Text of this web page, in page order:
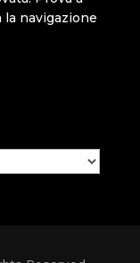
navigazione